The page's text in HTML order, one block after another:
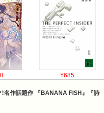
¥685
名作話題作 『BANANA FISH』『詩